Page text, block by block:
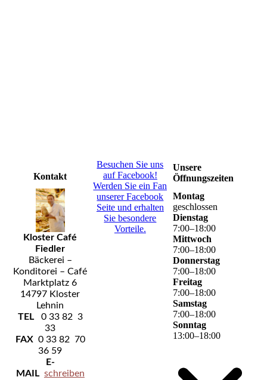
Kontakt
Kloster Café
Fiedler
Bäckerei –
Konditorei – Café
Marktplatz 6
14797 Kloster
Lehnin
TEL0 33 82 3
33
FAX0 33 82 70
36 59
E-
MAIL schreiben
Besuchen Sie uns
auf Facebook!
Werden Sie ein Fan
unserer Facebook
Seite und erhalten
Sie besondere
Vorteile.
Unsere
Öffnungszeiten
Montag
geschlossen
Dienstag
7:00–18:00
Mittwoch
7:00–18:00
Donnerstag
7:00–18:00
Freitag
7:00–18:00
Samstag
7:00–18:00
Sonntag
13:00–18:00